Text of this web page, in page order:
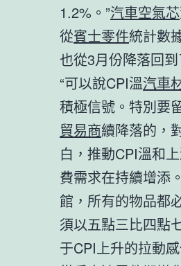
1.2%。”汽車空氣芯
從賓士零件統計數
也從3月份降落回
“可以說CPI溫汽車
積極信號。特別要
貿易商續降落的，
白，推動CPI溫和
費需求在持續增添
館，所有的物品都
須以五點三比四點
于CPI上升的拉動